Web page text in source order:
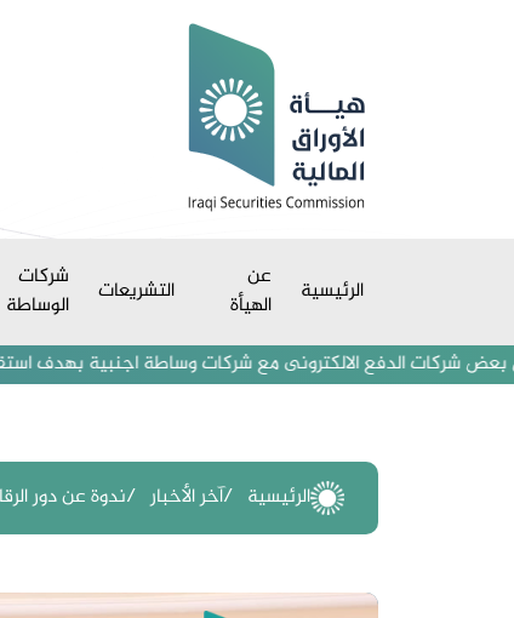
الرئيسية
عن
الهيأة
التشريعات
شركات
الوساطة
الدفع الالكترونى مع شركات وساطة اجنبية بهدف استقطاب
الرئيسية آخر الأخبار ندوة عن دور